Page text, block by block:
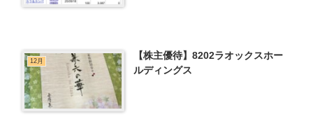
12月
【株主優待】8202ラオックスホー
ルディングス